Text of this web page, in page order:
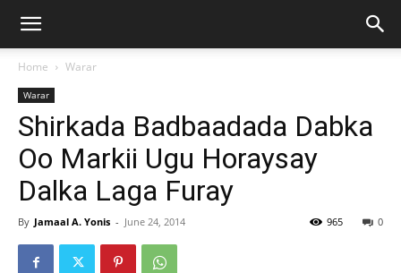
Home Warar
Warar
Shirkada Badbaadada Dabka
Oo Markii Ugu Horaysay
Dalka Laga Furay
By Jamaal A. Yonis - June 24, 2014 0
965